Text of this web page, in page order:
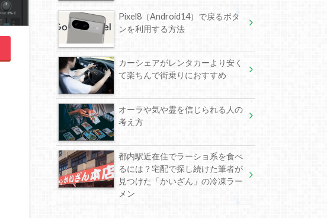
Pixel8（Android14）で戻るボタ
ンを利用する方法
カーシェアがレンタカーより安く
て楽ちんで街乗りにおすすめ
オーラや気や霊を信じられる人の
考え方
都内駅近在住でラーショ系を食べ
るには？宅配で探し続けた筆者が
見つけた「かいざん」の冷凍ラー
メン